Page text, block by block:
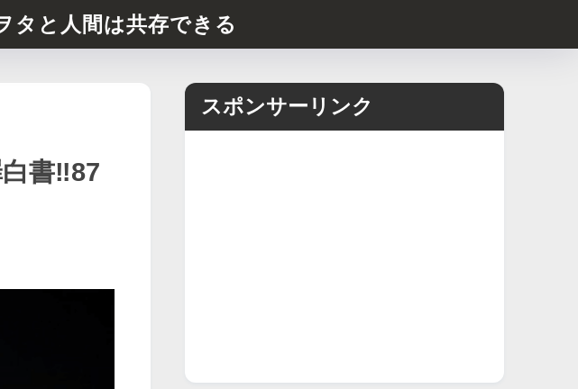
と人間は共存できる
書‼︎87
スポンサーリンク